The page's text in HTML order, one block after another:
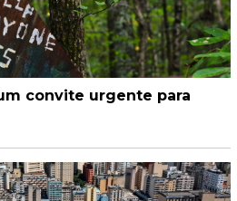
convite urgente para